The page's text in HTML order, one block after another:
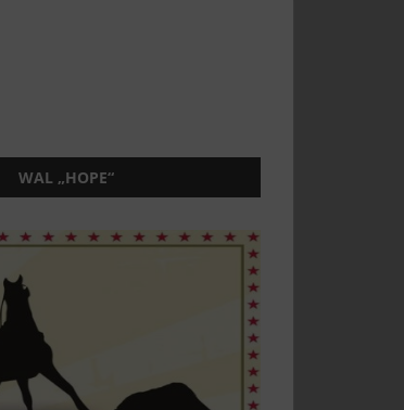
WAL „HOPE“